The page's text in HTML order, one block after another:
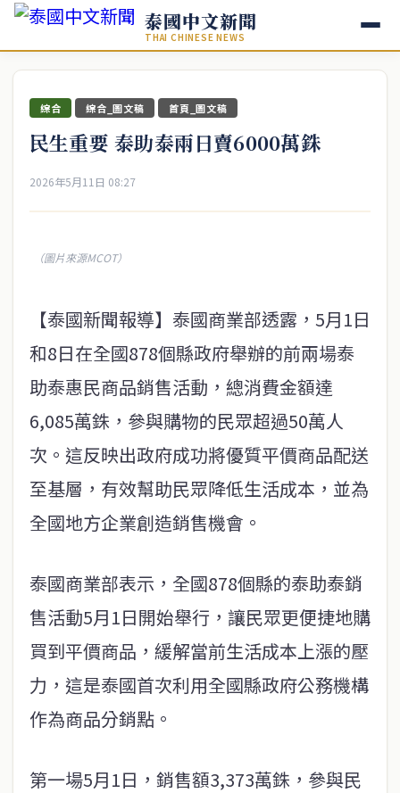
泰國中文新聞
THAI CHINESE NEWS
綜合 綜合_圖文稿 首頁_圖文稿
民生重要 泰助泰兩日賣6000萬銖
2026年5月11日 08:27
（圖片來源MCOT）
【泰國新聞報導】泰國商業部透露，5月1日
和8日在全國878個縣政府舉辦的前兩場泰
助泰惠民商品銷售活動，總消費金額達
6,085萬銖，參與購物的民眾超過50萬人
次。這反映出政府成功將優質平價商品配送
至基層，有效幫助民眾降低生活成本，並為
全國地方企業創造銷售機會。
泰國商業部表示，全國878個縣的泰助泰銷
售活動5月1日開始舉行，讓民眾更便捷地購
買到平價商品，緩解當前生活成本上漲的壓
力，這是泰國首次利用全國縣政府公務機構
作為商品分銷點。
第一場5月1日，銷售額3,373萬銖，參與民